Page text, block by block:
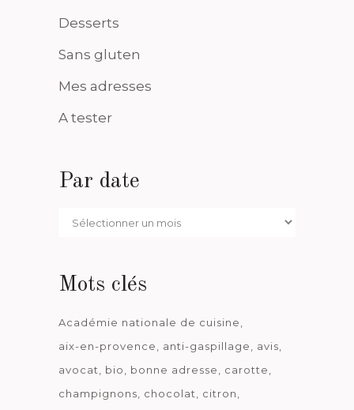
Desserts
Sans gluten
Mes adresses
A tester
Par date
Par
Mots clés
Académie nationale de cuisine
aix-en-provence
anti-gaspillage
avis
avocat
bio bonne adresse
carotte
champignons
chocolat
citron